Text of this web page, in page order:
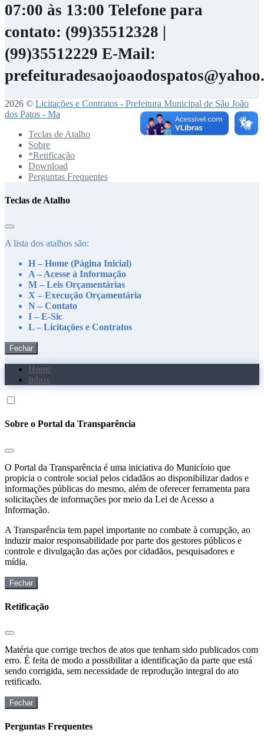
07:00 às 13:00 Telefone para
contato: (99)35512328 |
(99)35512229 E-Mail:
2026 © Licitações e Contratos - Prefeitura Municipal de São João
dos Patos - Ma
Teclas de Atalho
Sobre
*Retificação
Download
Perguntas Frequentes
Teclas de Atalho
A lista dos atalhos são:
H – Home (Página Inicial)
A – Acesse à Informação
M – Leis Orçamentárias
X – Execução Orçamentária
N – Contato
I – E-Sic
L – Licitações e Contratos
Fechar
Home
Inbox
Sobre o Portal da Transparência
O Portal da Transparência é uma iniciativa do Municíoio que
propicia o controle social pelos cidadãos ao disponibilizar dados e
informações públicas do mesmo, além de oferecer ferramenta para
solicitações de informações por meio da Lei de Acesso a
Informação.
A Transparência tem papel importante no combate à corrupção, ao
induzir maior responsabilidade por parte dos gestores públicos e
controle e divulgação das ações por cidadãos, pesquisadores e
mídia.
Fechar
Retificação
Matéria que corrige trechos de atos que tenham sido publicados com
erro. É feita de modo a possibilitar a identificação da parte que está
sendo corrigida, sem necessidade de reprodução integral do ato
retificado.
Fechar
Perguntas Frequentes